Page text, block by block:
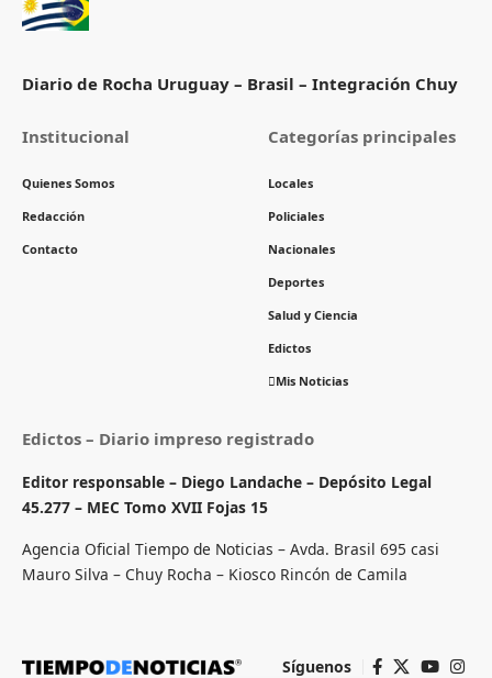
Diario de Rocha Uruguay – Brasil – Integración Chuy
Institucional
Quienes Somos
Redacción
Contacto
Categorías principales
Locales
Policiales
Nacionales
Deportes
Salud y Ciencia
Edictos
Mis Noticias
Edictos – Diario impreso registrado
Editor responsable – Diego Landache – Depósito Legal
45.277 – MEC Tomo XVII Fojas 15
Agencia Oficial Tiempo de Noticias – Avda. Brasil 695 casi
Mauro Silva – Chuy Rocha – Kiosco Rincón de Camila
Síguenos